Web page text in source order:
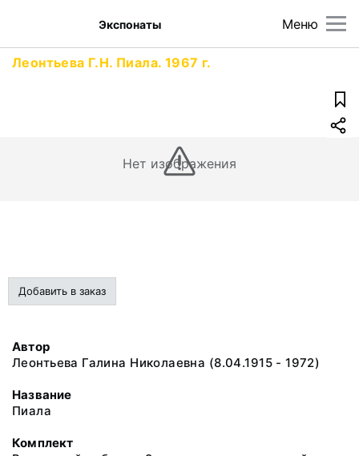
Меню
Экспонаты
Леонтьева Г.Н. Пиала. 1967 г.
Нет изображения
Добавить в заказ
Автор
Леонтьева Галина Николаевна (8.04.1915 - 1972)
Название
Пиала
Комплект